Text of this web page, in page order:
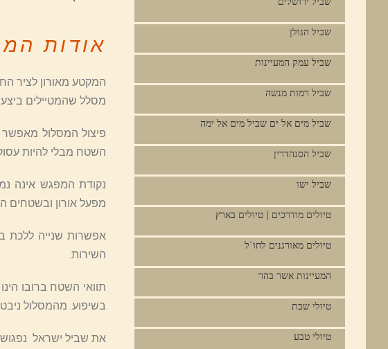
אודות
המקטע מאורון לציר
מסלל שהמטיילים
פיצול המסלול מאפשר
השטח מבלי להיות
מפעל אורון ובשטחים
אפשרות שנייה ללכת
השירות.
תוואי השטח ברובו
בשיפוע. מהמסלול
את שביל ישראל נפגוש
שביל הגולן
שביל עמק המעיינות
שביל רמות מנשה
שביל מים אל ים שביל מים אל ימה
שביל הסנהדרין
שביל ישו
טיולים מודרכים | טיולים בארץ
טיולים מאורגנים לחו"ל
המעיינות אשר בהר
טיולי שבת
טיולי טבע